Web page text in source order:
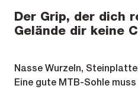
Der Grip, der dich
Gelände dir keine
Nasse Wurzeln,
Eine gute MTB-Sohle